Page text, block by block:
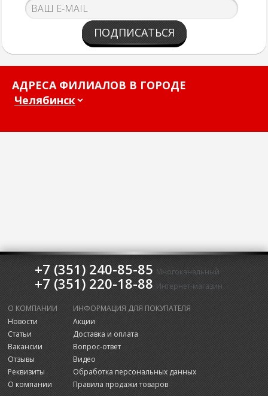
ПОДПИСАТЬСЯ
АДРЕСА ФИЛИАЛОВ В ГОРОДЕ
+7 (351) 240-85-85 Многоканальный
+7 (351) 220-18-88 Интернет-магазин
О КОМПАНИИ
Новости
Статьи
Вакансии
Отзывы
Реквизиты
О компании
ИНФОРМАЦИЯ ДЛЯ ПОКУПАТЕЛЯ
Акции
Доставка и оплата
Вопрос-ответ
Видео
Обработка персональных данных
Правила продажи товаров